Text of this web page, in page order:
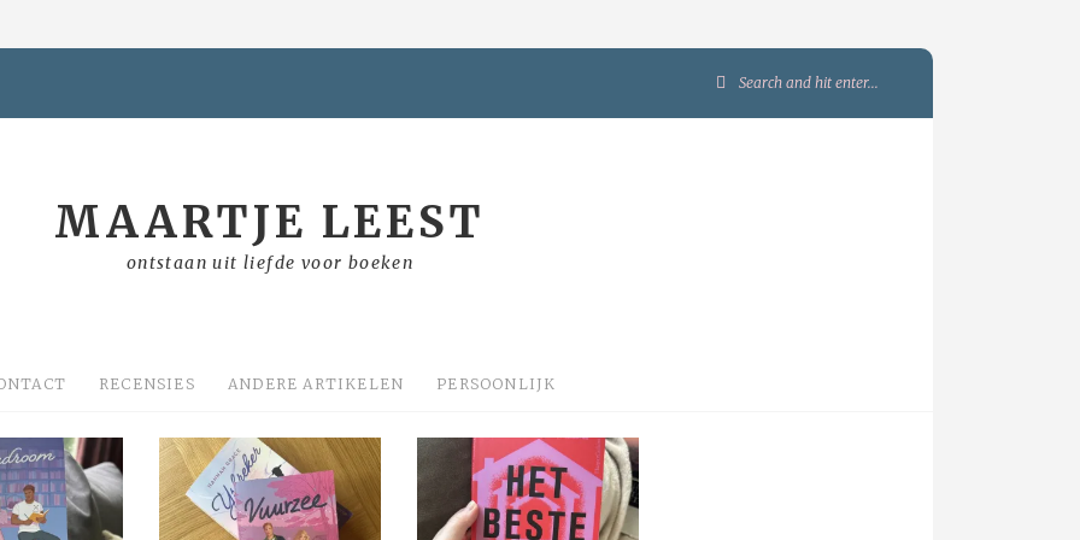
Search
MAARTJE LEEST
ontstaan uit liefde voor boeken
RECENSIES ANDERE ARTIKELEN PERSOONLIJK